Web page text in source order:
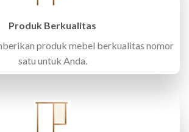
Produk Berkualitas
produk mebel berkualitas nomor
satu untuk Anda.